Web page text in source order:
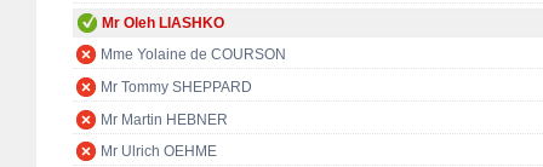
Mr Oleh LIASHKO
Mme Yolaine de COURSON
Mr Tommy SHEPPARD
Mr Martin HEBNER
Mr Ulrich OEHME